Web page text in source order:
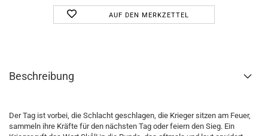
AUF DEN MERKZETTEL
Beschreibung
Der Tag ist vorbei, die Schlacht geschlagen, die Krieger sitzen am Feuer,
sammeln ihre Kräfte für den nächsten Tag oder feiern den Sieg. Ein